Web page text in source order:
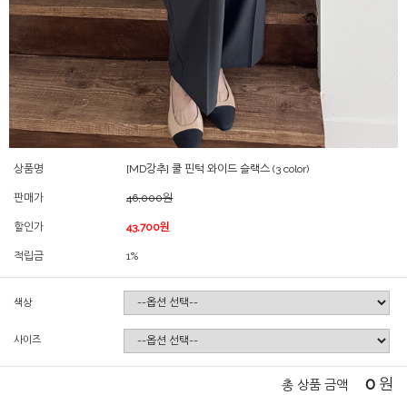
상품명 [MD강추] 쿨 핀턱 와이드 슬랙스 (3 color)
판매가 46,000원
할인가 43,700원
적립금 1%
색상
사이즈
총 상품 금액 0 원